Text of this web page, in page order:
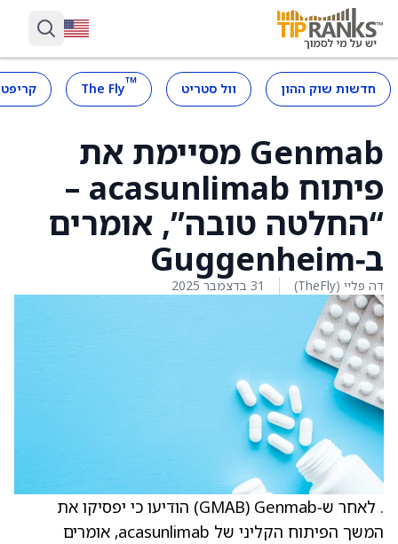
חדשות שוק ההון וול סטריט ™
The Fly
Genmab מסיימת את
פיתוח acasunlimab –
“החלטה טובה”, אומרים
ב‑Guggenheim
דה פליי (TheFly) 31 בדצמבר 2025
. לאחר ש‑Genmab ‏(GMAB) הודיעו כי יפסיקו את
המשך הפיתוח הקליני של acasunlimab, אומרים